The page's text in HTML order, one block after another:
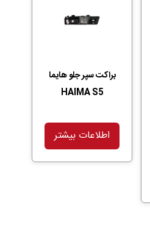
براکت سپر جلو هایما
HAIMA S5
اطلاعات بیشتر